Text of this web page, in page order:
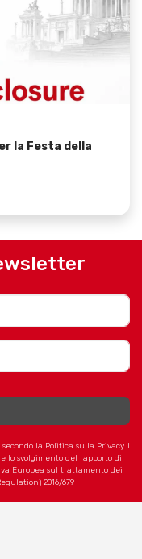
la Festa della
la Politica sulla Privacy. I
lo svolgimento del rapporto di
Europea sul trattamento dei
2016/679